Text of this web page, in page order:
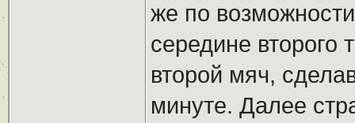
же по
середине второго
второй мяч,
минуте. Далее